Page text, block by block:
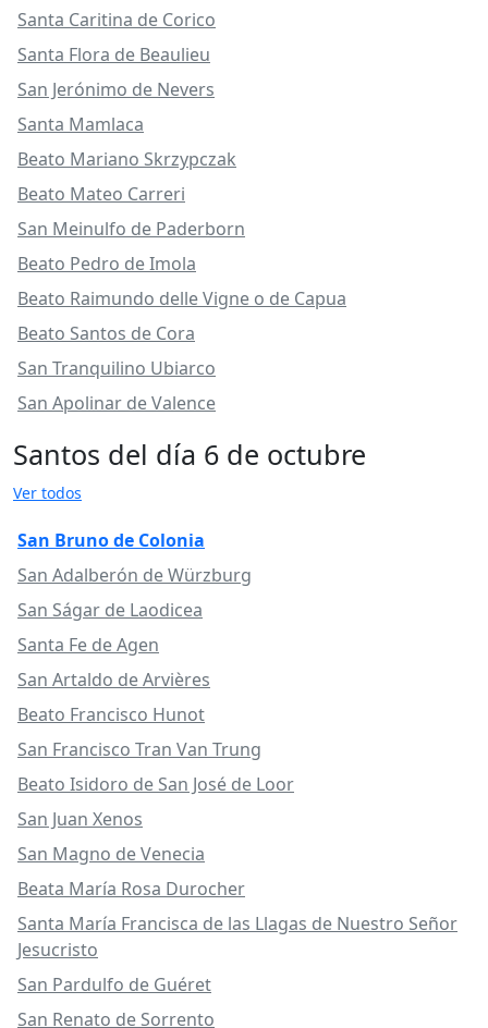
Santa Caritina de Corico
Santa Flora de Beaulieu
San Jerónimo de Nevers
Santa Mamlaca
Beato Mariano Skrzypczak
Beato Mateo Carreri
San Meinulfo de Paderborn
Beato Pedro de Imola
Beato Raimundo delle Vigne o de Capua
Beato Santos de Cora
San Tranquilino Ubiarco
San Apolinar de Valence
Santos del día 6 de octubre
Ver todos
San Bruno de Colonia
San Adalberón de Würzburg
San Ságar de Laodicea
Santa Fe de Agen
San Artaldo de Arvières
Beato Francisco Hunot
San Francisco Tran Van Trung
Beato Isidoro de San José de Loor
San Juan Xenos
San Magno de Venecia
Beata María Rosa Durocher
Santa María Francisca de las Llagas de Nuestro Señor
Jesucristo
San Pardulfo de Guéret
San Renato de Sorrento